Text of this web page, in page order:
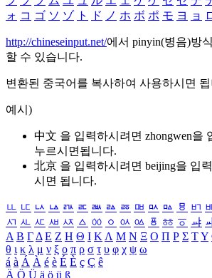
ォ コ ゴ ソ ゾ ト ド ノ ホ ボ ポ モ ヨ ョ
http://chineseinput.net/에서 pinyin(병음)방
할 수 있습니다.
변환된 중국어를 복사하여 사용하시면
예시)
中文 을 입력하시려면 zhongwen을
누르시면됩니다.
北京 을 입력하시려면 beijing을 입
시면 됩니다.
ㅥ ㅦ ㅧ ㅨ ㅩ ㅪ ㅫ ㅬ ㅭ ㅮ ㅯ ㅰ ㅱ ㅲ
ㅺ ㅻ ㅼ ㅽ ㅾ ㅿ ㆀ ㆁ ㆂ ㆃ ㆄ ㆅ ㆆ ㆇ
Α Β ΓΔ Ε Ζ Η Θ Ι ΚΛ Μ Ν Ξ Ο Π Ρ Σ ΤΥ
θ ι κ λ μ ν ξ ο π ρ σ τ υ φ χ ψ ω
á à Á À é è É È ç Ç ê
Ä Ö Ü ä ö ü ß